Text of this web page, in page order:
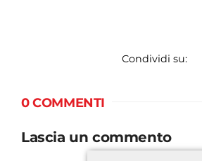
Condividi su:
0 COMMENTI
Lascia un commento